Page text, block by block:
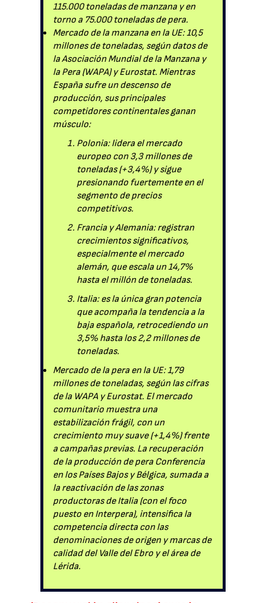
115.000 toneladas de manzana y en
torno a 75.000 toneladas de pera.
Mercado de la manzana en la UE: 10,5
millones de toneladas, según datos de
la Asociación Mundial de la Manzana y
la Pera (WAPA) y Eurostat. Mientras
España sufre un descenso de
producción, sus principales
competidores continentales ganan
músculo:
Polonia: lidera el mercado
europeo con 3,3 millones de
toneladas (+3,4%) y sigue
presionando fuertemente en el
segmento de precios
competitivos.
Francia y Alemania: registran
crecimientos significativos,
especialmente el mercado
alemán, que escala un 14,7%
hasta el millón de toneladas.
Italia: es la única gran potencia
que acompaña la tendencia a la
baja española, retrocediendo un
3,5% hasta los 2,2 millones de
toneladas.
Mercado de la pera en la UE: 1,79
millones de toneladas, según las cifras
de la WAPA y Eurostat. El mercado
comunitario muestra una
estabilización frágil, con un
crecimiento muy suave (+1,4%) frente
a campañas previas. La recuperación
de la producción de pera Conferencia
en los Países Bajos y Bélgica, sumada a
la reactivación de las zonas
productoras de Italia (con el foco
puesto en Interpera), intensifica la
competencia directa con las
denominaciones de origen y marcas de
calidad del Valle del Ebro y el área de
Lérida.